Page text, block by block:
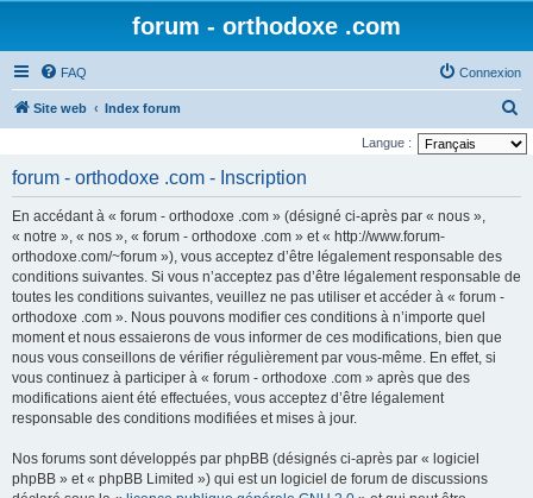
forum - orthodoxe .com
FAQ Connexion
Site web Index forum
e
Langue :
forum - orthodoxe .com - Inscription
En accédant à « forum - orthodoxe .com » (désigné ci-après par « nous »,
« notre », « nos », « forum - orthodoxe .com » et « http://www.forum-
orthodoxe.com/~forum »), vous acceptez d’être légalement responsable des
conditions suivantes. Si vous n’acceptez pas d’être légalement responsable de
toutes les conditions suivantes, veuillez ne pas utiliser et accéder à « forum -
orthodoxe .com ». Nous pouvons modifier ces conditions à n’importe quel
moment et nous essaierons de vous informer de ces modifications, bien que
nous vous conseillons de vérifier régulièrement par vous-même. En effet, si
vous continuez à participer à « forum - orthodoxe .com » après que des
modifications aient été effectuées, vous acceptez d’être légalement
responsable des conditions modifiées et mises à jour.
Nos forums sont développés par phpBB (désignés ci-après par « logiciel
phpBB » et « phpBB Limited ») qui est un logiciel de forum de discussions